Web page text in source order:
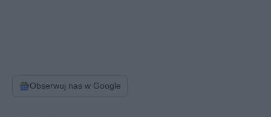
Obserwuj nas w Google